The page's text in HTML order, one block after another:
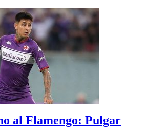
al Flamengo: Pulgar